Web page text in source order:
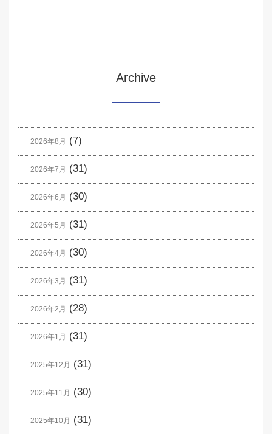
Archive
2026年8月 (7)
2026年7月 (31)
2026年6月 (30)
2026年5月 (31)
2026年4月 (30)
2026年3月 (31)
2026年2月 (28)
2026年1月 (31)
2025年12月 (31)
2025年11月 (30)
2025年10月 (31)